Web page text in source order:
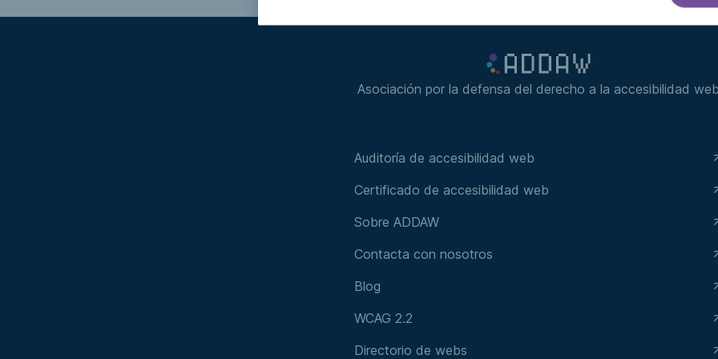
Asociación por la defensa del derecho a la accesibilidad
Auditoría de accesibilidad web
Certificado de accesibilidad web
Sobre ADDAW
Contacta con nosotros
Blog
WCAG 2.2
Directorio de webs